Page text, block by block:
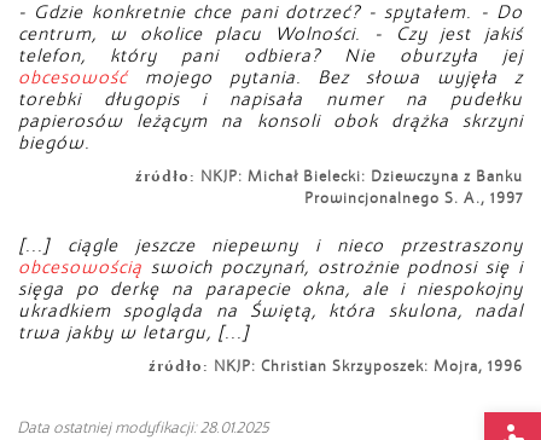
- Gdzie konkretnie chce pani dotrzeć? - spytałem. - Do
centrum, w okolice placu Wolności. - Czy jest jakiś
telefon, który pani odbiera? Nie oburzyła jej
obcesowośćmojego pytania. Bez słowa wyjęła z
torebki długopis i napisała numer na pudełku
papierosów leżącym na konsoli obok drążka skrzyni
biegów.
źródło: NKJP: Michał Bielecki: Dziewczyna z Banku
Prowincjonalnego S. A., 1997
[...] ciągle jeszcze niepewny i nieco przestraszony
obcesowością swoich poczynań, ostrożnie podnosi się i
sięga po derkę na parapecie okna, ale i niespokojny
ukradkiem spogląda na Świętą, która skulona, nadal
trwa jakby w letargu, [...]
źródło: NKJP: Christian Skrzyposzek: Mojra, 1996
Data ostatniej modyfikacji: 28.01.2025